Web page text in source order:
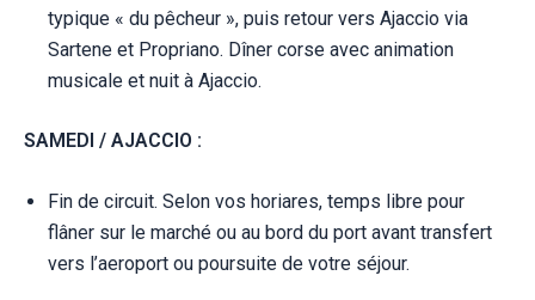
typique « du pêcheur », puis retour vers Ajaccio via
Sartene et Propriano. Dîner corse avec animation
musicale et nuit à Ajaccio.
SAMEDI / AJACCIO :
Fin de circuit. Selon vos horiares, temps libre pour
flâner sur le marché ou au bord du port avant transfert
vers l’aeroport ou poursuite de votre séjour.